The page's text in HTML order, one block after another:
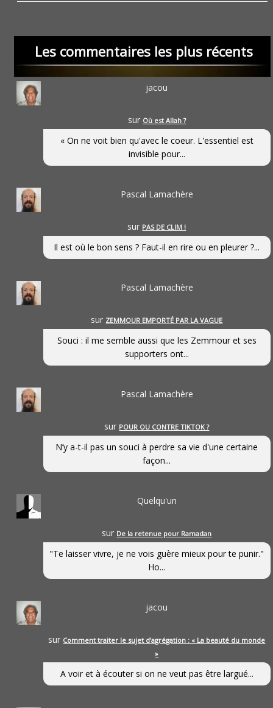
Les commentaires les plus récents
jacou
sur Où est Allah ?
« On ne voit bien qu'avec le coeur. L'essentiel est
invisible pour...
Pascal Lamachère
sur PAS DE CLIM !
Il est où le bon sens ? Faut-il en rire ou en pleurer ?...
Pascal Lamachère
sur ZEMMOUR EMPORTÉ PAR LA VAGUE
Souci : il me semble aussi que les Zemmour et ses
supporters ont...
Pascal Lamachère
sur POUR OU CONTRE TIKTOK ?
N’y a-t-il pas un souci à perdre sa vie d'une certaine
façon...
Quelqu'un
sur De la retenue pour Ramadan
"Te laisser vivre, je ne vois guère mieux pour te punir."
Ho...
jacou
sur Comment traiter le sujet d’agrégation : « La beauté du monde
»
A voir et à écouter si on ne veut pas être largué...